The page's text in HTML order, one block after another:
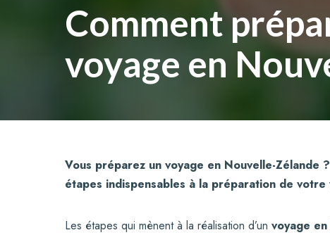
Comment
voyage en
Vous préparez un voyage en Nouvelle-Zélande
étapes indispensables à la préparation de votre
Les étapes qui mènent à la réalisation d’un voyage